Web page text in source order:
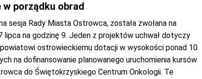
w porządku obrad
sesja Rady Miasta Ostrowca, została zwołana na
lipca na godzinę 9. Jeden z projektów uchwał dotyczy
ostrowieckiemu dotacji w wysokości ponad 10
na dofinansowanie planowanego uruchomienia kursów
do Świętokrzyskiego Centrum Onkologii. Te